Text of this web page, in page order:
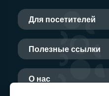
Для посетителей
Полезные ссылки
О нас